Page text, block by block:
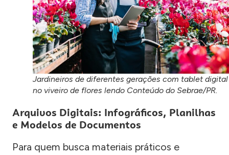
Jardineiros de diferentes gerações com tablet digital
no viveiro de flores lendo Conteúdo do Sebrae/PR.
Arquivos Digitais: Infográficos, Planilhas
e Modelos de Documentos
Para quem busca materiais práticos e